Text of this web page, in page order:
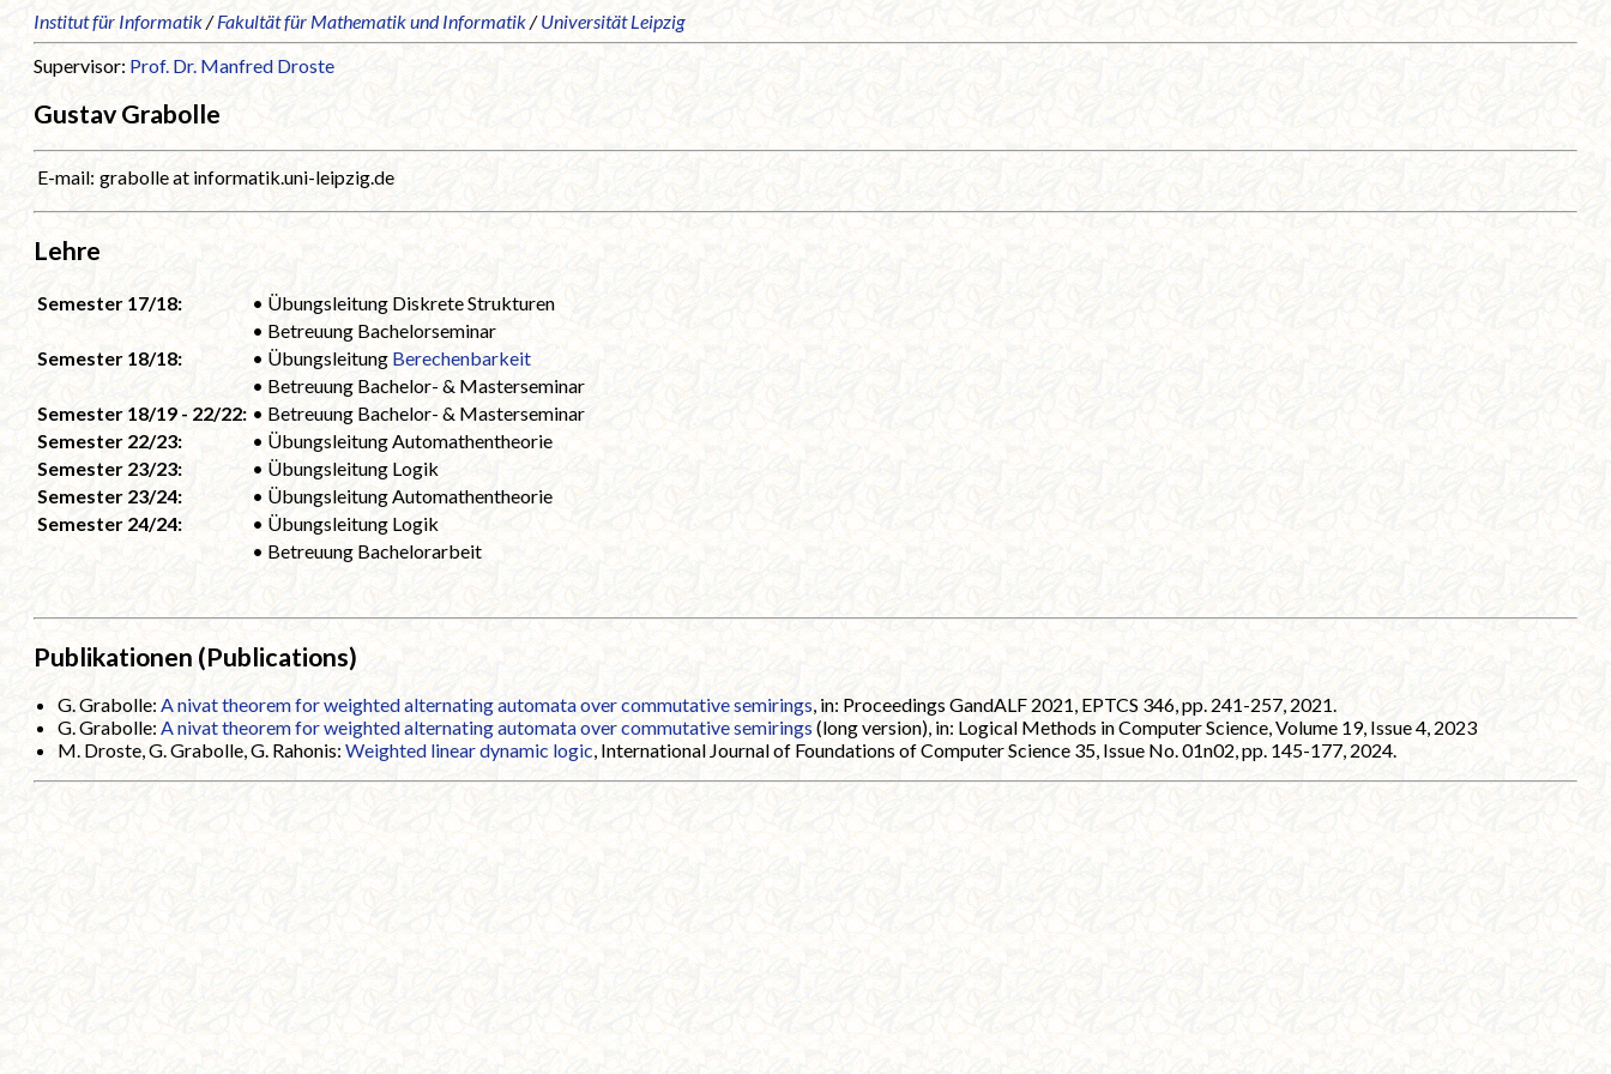
Institut für Informatik/Fakultät für Mathematik und Informatik/Universität Leipzig
Supervisor: Prof. Dr. Manfred Droste
Gustav Grabolle
E-mail: grabolle at informatik.uni-leipzig.de
Lehre
Semester 17/18:
• Übungsleitung Diskrete Strukturen
• Betreuung Bachelorseminar
Semester 18/18:
• Übungsleitung Berechenbarkeit
• Betreuung Bachelor- & Masterseminar
Semester 18/19 - 22/22: • Betreuung Bachelor- & Masterseminar
Semester 22/23:
• Übungsleitung Automathentheorie
Semester 23/23:
• Übungsleitung Logik
Semester 23/24:
• Übungsleitung Automathentheorie
Semester 24/24:
• Übungsleitung Logik
• Betreuung Bachelorarbeit
Publikationen (Publications)
G. Grabolle: A nivat theorem for weighted alternating automata over commutative semirings, in: Proceedings GandALF 2021, EPTCS 346, pp. 241-257, 2021.
G. Grabolle: A nivat theorem for weighted alternating automata over commutative semirings (long version), in: Logical Methods in Computer Science, Volume 19, Issue 4, 2023
M. Droste, G. Grabolle, G. Rahonis: Weighted linear dynamic logic, International Journal of Foundations of Computer Science 35, Issue No. 01n02, pp. 145-177, 2024.